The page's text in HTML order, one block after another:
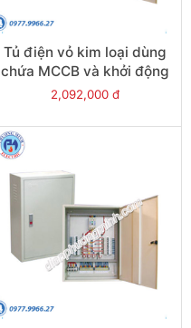
Tủ điện vỏ kim loại dùng
chứa MCCB và khởi động
từ - Model CKE9+3
2,092,000 đ